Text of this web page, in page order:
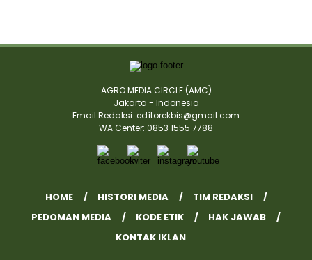
AGRO MEDIA CIRCLE (AMC)
Jakarta - Indonesia
Email Redaksi: edìtorekbis@gmail.com
WA Center: 0853 1555 7788
HOME HISTORI MEDIA
TIM REDAKSI
PEDOMAN MEDIA
KODE ETIK
HAK JAWAB
KONTAK IKLAN